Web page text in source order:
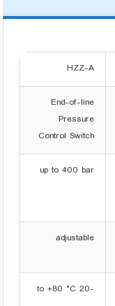
HZZ-A
End-of-line
Pressure
Control Switch
up to 400 bar
adjustable
-20 to +80 °C